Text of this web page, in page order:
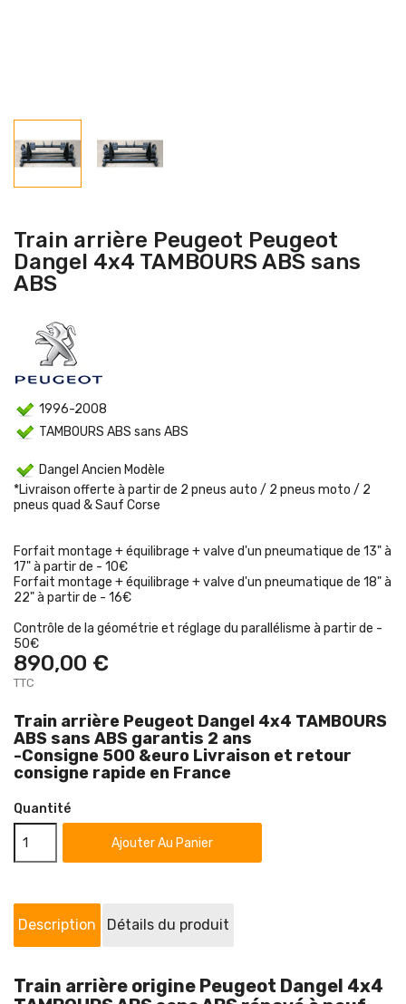
Train arrière Peugeot Peugeot
Dangel 4x4 TAMBOURS ABS sans
ABS
1996-2008
TAMBOURS ABS sans ABS
Dangel Ancien Modèle
*Livraison offerte à partir de 2 pneus auto / 2 pneus moto / 2
pneus quad & Sauf Corse
Forfait montage + équilibrage + valve d'un pneumatique de 13" à
17" à partir de - 10€
Forfait montage + équilibrage + valve d'un pneumatique de 18" à
22" à partir de - 16€
Contrôle de la géométrie et réglage du parallélisme à partir de -
50€
890,00 €
TTC
Train arrière Peugeot Dangel 4x4 TAMBOURS
ABS sans ABS garantis 2 ans
-Consigne 500 &euro Livraison et retour
consigne rapide en France
Quantité
Ajouter Au Panier
Description Détails du produit
Train arrière origine Peugeot Dangel 4x4